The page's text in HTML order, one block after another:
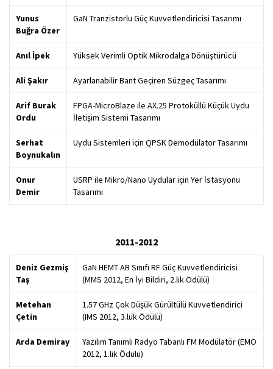
Yunus
Buğra Özer
GaN Tranzistorlu Güç Kuvvetlendiricisi Tasarımı
Anıl İpek Yüksek Verimli Optik Mikrodalga Dönüştürücü
Ali Şakır Ayarlanabilir Bant Geçiren Süzgeç Tasarımı
Arif Burak
Ordu
FPGA-MicroBlaze ile AX.25 Protoküllü Küçük Uydu
İletişim Sistemi Tasarımı
Serhat
Boynukalın
Uydu Sistemleri için QPSK Demodülator Tasarımı
Onur
Demir
USRP ile Mikro/Nano Uydular için Yer İstasyonu
Tasarımı
2011-2012
Deniz Gezmiş
Taş
GaN HEMT AB Sınıfı RF Güç Kuvvetlendiricisi
(MMS 2012, En İyi Bildiri, 2.lik Ödülü)
Metehan
Çetin
1.57 GHz Çok Düşük Gürültülü Kuvvetlendirici
(IMS 2012, 3.lük Ödülü)
Arda Demiray
Yazılım Tanımlı Radyo Tabanlı FM Modülatör (EMO
2012, 1.lik Ödülü)